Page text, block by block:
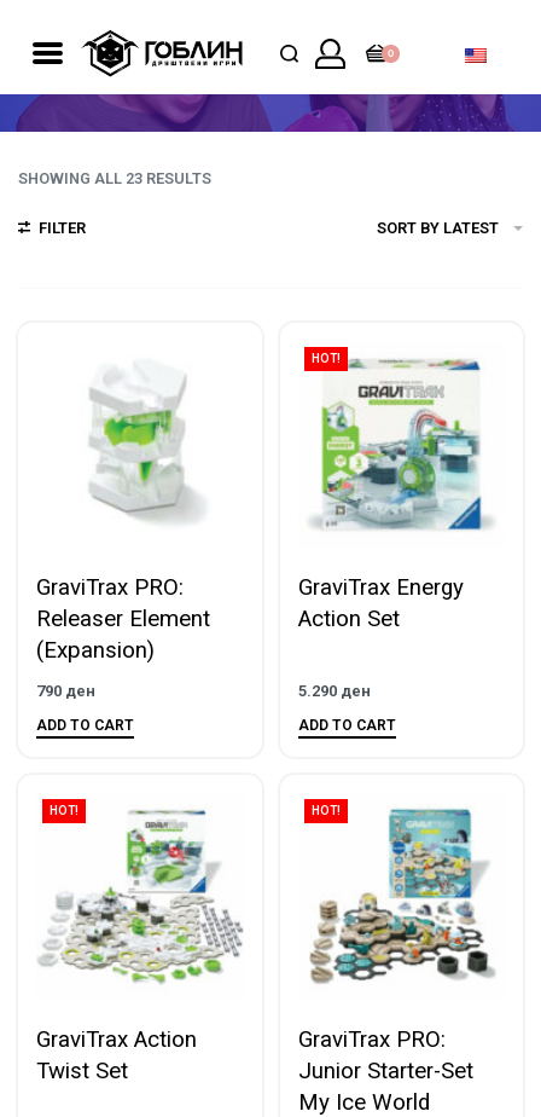
0
SHOWING ALL 23 RESULTS
FILTER SORT BY LATEST
GraviTrax PRO:
Releaser Element
(Expansion)
790 ден
ADD TO CART
HOT!
GraviTrax Energy
Action Set
5.290 ден
ADD TO CART
HOT!
GraviTrax Action
Twist Set
HOT!
GraviTrax PRO:
Junior Starter-Set
My Ice World